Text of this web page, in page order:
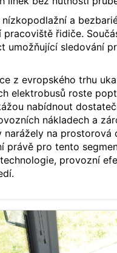
a
pracoviště řidiče.
umožňující sledování
z evropského trhu
elektrobusů roste
nabídnout
nákladech a
narážely na prostorová
právě pro tento
provozní